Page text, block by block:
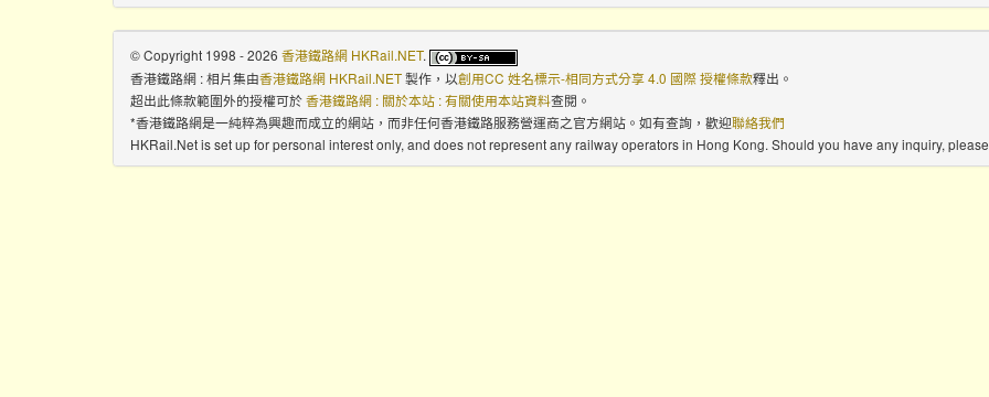
© Copyright 1998 - 2026 香港鐵路網 HKRail.NET.
香港鐵路網 : 相片集由香港鐵路網 HKRail.NET製作，以創用CC 姓名標示-相同方式分享 4.0 國際 授權條款釋出。
超出此條款範圍外的授權可於香港鐵路網 : 關於本站 : 有關使用本站資料查閱。
*香港鐵路網是一純粹為興趣而成立的網站，而非任何香港鐵路服務營運商之官方網站。如有查詢，歡迎聯絡我們
HKRail.Net is set up for personal interest only, and does not represent any railway operators in Hong Kong. Should you have any inquiry,